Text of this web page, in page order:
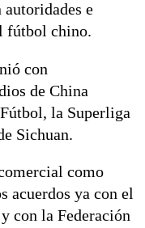
e
fútbol chino.
con
de China
la Superliga
Sichuan.
como
acuerdos ya con el
con la Federación